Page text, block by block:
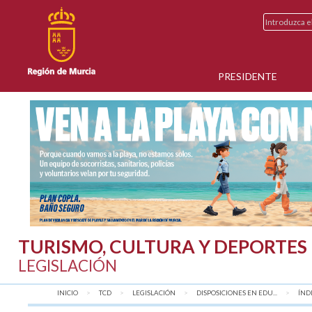
PRESIDENTE
TURISMO, CULTURA Y DEPORTES
LEGISLACIÓN
INICIO TCD LEGISLACIÓN DISPOSICIONES EN EDU...